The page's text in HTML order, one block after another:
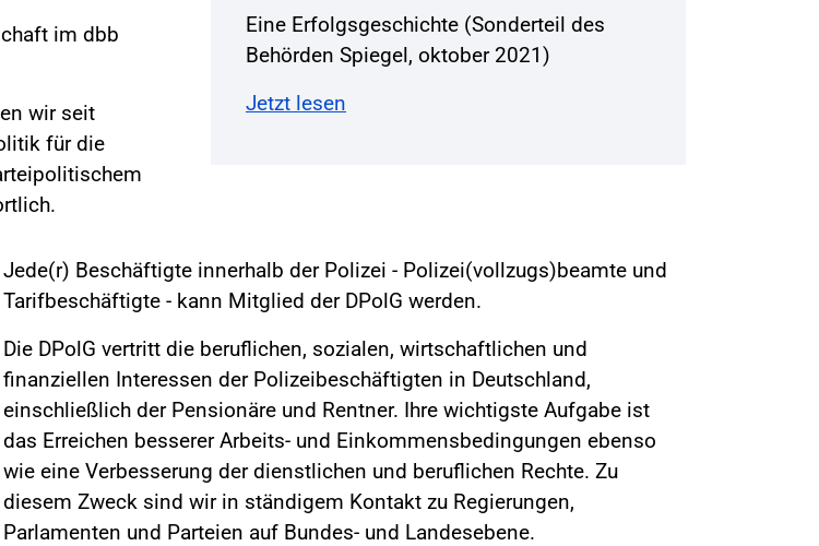
im dbb
wir seit
für die
Eine Erfolgsgeschichte (Sonderteil des
Behörden Spiegel, oktober 2021)
Jetzt lesen
Jede(r) Beschäftigte innerhalb der Polizei - Polizei(vollzugs)beamte und
Tarifbeschäftigte - kann Mitglied der DPolG werden.
Die DPolG vertritt die beruflichen, sozialen, wirtschaftlichen und
finanziellen Interessen der Polizeibeschäftigten in Deutschland,
einschließlich der Pensionäre und Rentner. Ihre wichtigste Aufgabe ist
das Erreichen besserer Arbeits- und Einkommensbedingungen ebenso
wie eine Verbesserung der dienstlichen und beruflichen Rechte. Zu
diesem Zweck sind wir in ständigem Kontakt zu Regierungen,
Parlamenten und Parteien auf Bundes- und Landesebene.